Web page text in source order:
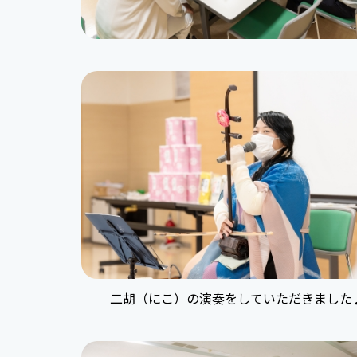
二胡（にこ）の演奏をしていただきまし